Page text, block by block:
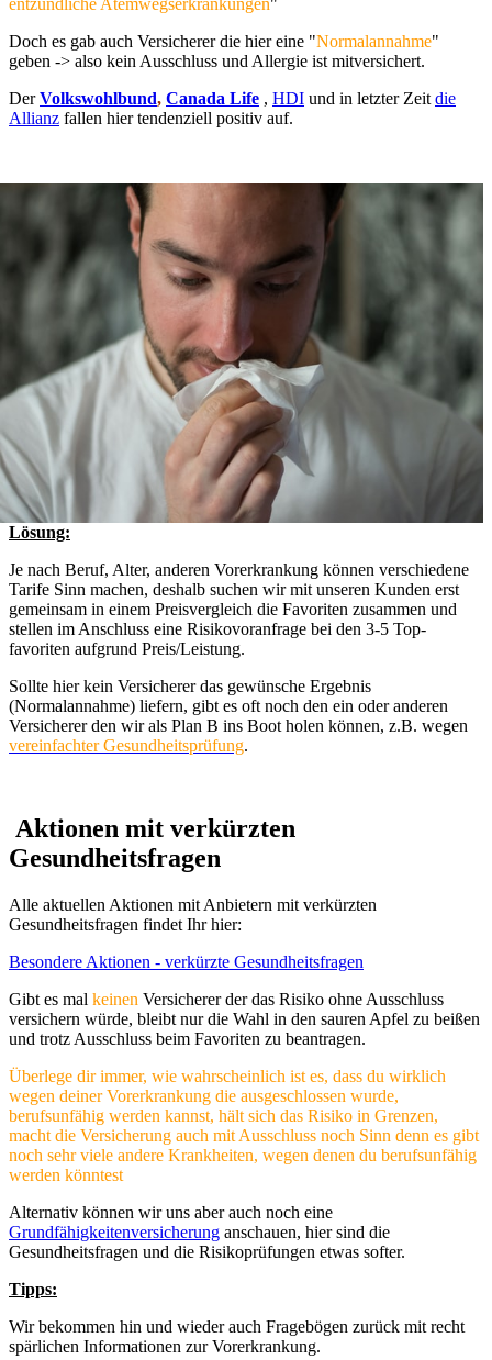
Doch es gab auch Versicherer die hier eine "Normalannahme"
geben -> also kein Ausschluss und Allergie ist mitversichert.
DerVolkswohlbund, Canada Life , HDI und in letzter Zeit die
Allianz fallen hier tendenziell positiv auf.
Lösung:
Je nach Beruf, Alter, anderen Vorerkrankung können verschiedene
Tarife Sinn machen, deshalb suchen wir mit unseren Kunden erst
gemeinsam in einem Preisvergleich die Favoriten zusammen und
stellen im Anschluss eine Risikovoranfrage bei den 3-5 Top-
favoriten aufgrund Preis/Leistung.
Sollte hier kein Versicherer das gewünsche Ergebnis
(Normalannahme) liefern, gibt es oft noch den ein oder anderen
Versicherer den wir als Plan B ins Boot holen können, z.B. wegen
vereinfachter Gesundheitsprüfung.
Aktionen mit verkürzten
Gesundheitsfragen
Alle aktuellen Aktionen mit Anbietern mit verkürzten
Gesundheitsfragen findet Ihr hier:
Besondere Aktionen - verkürzte Gesundheitsfragen
Gibt es mal keinen Versicherer der das Risiko ohne Ausschluss
versichern würde, bleibt nur die Wahl in den sauren Apfel zu beißen
und trotz Ausschluss beim Favoriten zu beantragen.
Überlege dir immer, wie wahrscheinlich ist es, dass du wirklich
wegen deiner Vorerkrankung die ausgeschlossen wurde,
berufsunfähig werden kannst, hält sich das Risiko in Grenzen,
macht die Versicherung auch mit Ausschluss noch Sinn denn es gibt
noch sehr viele andere Krankheiten, wegen denen du berufsunfähig
werden könntest
Alternativ können wir uns aber auch noch eine
Grundfähigkeitenversicherung anschauen, hier sind die
Gesundheitsfragen und die Risikoprüfungen etwas softer.
Tipps:
Wir bekommen hin und wieder auch Fragebögen zurück mit recht
spärlichen Informationen zur Vorerkrankung.